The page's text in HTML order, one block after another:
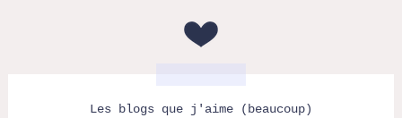
Les blogs que j'aime (beaucoup)